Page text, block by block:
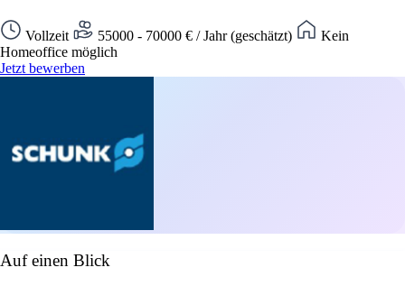
Vollzeit 55000 - 70000 € / Jahr (geschätzt)
Kein
Homeoffice möglich
Jetzt bewerben
Auf einen Blick